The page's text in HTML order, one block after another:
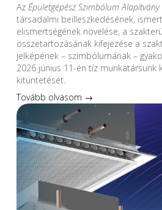
Az Épületgépész Szimbólum Alapítvány
társadalmi beilleszkedésének,
elismertségének növelése, a
összetartozásának kifejezése a
jelképének – szimbólumának –
2026 június 11-én tíz munkatársunk
kitüntetését.
Tovább olvasom →